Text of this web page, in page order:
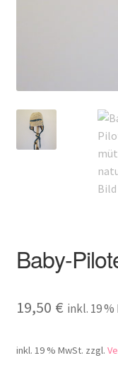
Baby-
19,50 € inkl. 19 %
inkl. 19 % MwSt. zzgl.